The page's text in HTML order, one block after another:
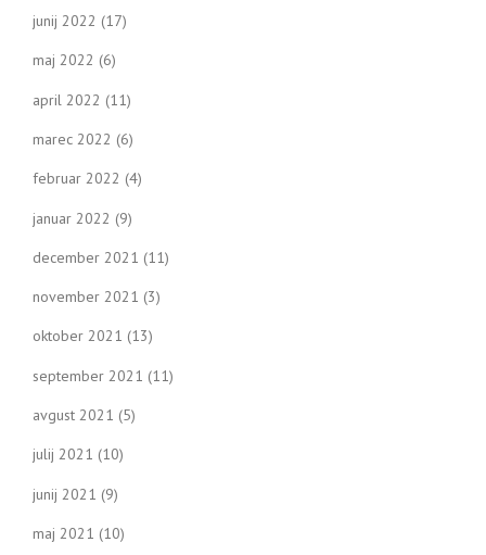
junij 2022 (17)
maj 2022 (6)
april 2022 (11)
marec 2022 (6)
februar 2022 (4)
januar 2022 (9)
december 2021 (11)
november 2021 (3)
oktober 2021 (13)
september 2021 (11)
avgust 2021 (5)
julij 2021 (10)
junij 2021 (9)
maj 2021 (10)